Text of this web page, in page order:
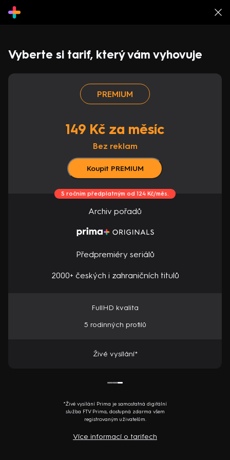
Vyberte si tarif, který vám vyhovuje
PREMIUM
149 Kč za měsíc
Bez reklam
Koupit PREMIUM
S ročním předplatným od 124 Kč/měs.
Archiv pořadů
Předpremiéry seriálů
2000+ českých i zahraničních titulů
FullHD kvalita
5 rodinných profilů
Živé vysílání*
*Živé vysílání Prima je samostatná digitální
služba FTV Prima, dostupná zdarma všem
registrovaným uživatelům.
Více informací o tarifech